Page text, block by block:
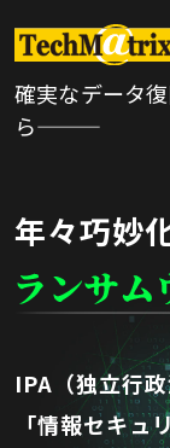
確実なデータ
ら⸻
年々巧妙
IPA（独立行
「情報セキ